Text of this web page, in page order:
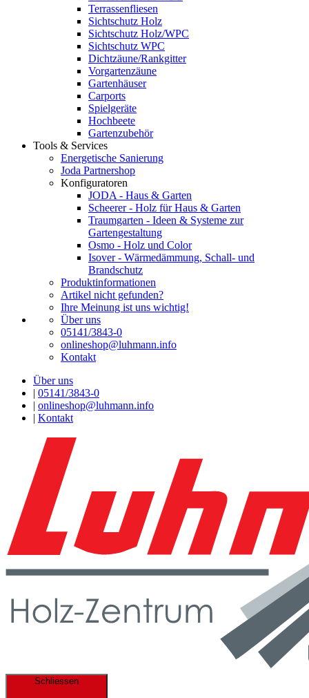
Terrassenfliesen
Sichtschutz Holz
Sichtschutz Holz/WPC
Sichtschutz WPC
Dichtzäune/Rankgitter
Vorgartenzäune
Gartenhäuser
Carports
Spielgeräte
Hochbeete
Gartenzubehör
Tools & Services
Energetische Sanierung
Joda Partnershop
Konfiguratoren
JODA - Haus & Garten
Scheerer - Holz für Haus & Garten
Traumgarten - Ideen & Systeme zur
Gartengestaltung
Osmo - Holz und Color
Isover - Wärmedämmung, Schall- und
Brandschutz
Produktinformationen
Artikel nicht gefunden?
Ihre Meinung ist uns wichtig!
Über uns
05141/3843-0
onlineshop@luhmann.info
Kontakt
Über uns
| 05141/3843-0
| onlineshop@luhmann.info
| Kontakt
Schliessen